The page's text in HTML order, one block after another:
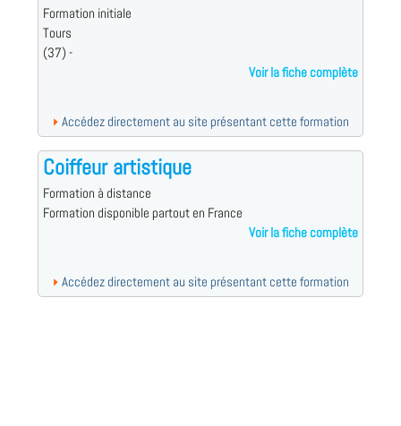
Formation initiale
Tours
(37) -
Voir la fiche complète
Accédez directement au site présentant cette formation
Coiffeur artistique
Formation à distance
Formation disponible partout en France
Voir la fiche complète
Accédez directement au site présentant cette formation